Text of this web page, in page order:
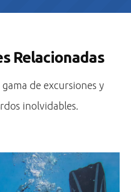
Relacionadas
de excursiones y
inolvidables.